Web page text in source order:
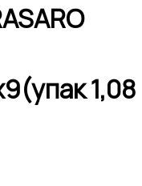
1,08